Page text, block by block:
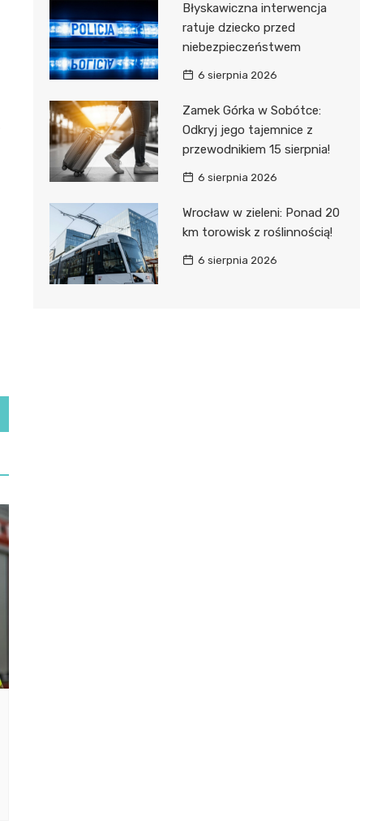
Błyskawiczna interwencja
ratuje dziecko przed
niebezpieczeństwem
6 sierpnia 2026
Zamek Górka w Sobótce:
Odkryj jego tajemnice z
przewodnikiem 15 sierpnia!
6 sierpnia 2026
Wrocław w zieleni: Ponad 20
km torowisk z roślinnością!
6 sierpnia 2026